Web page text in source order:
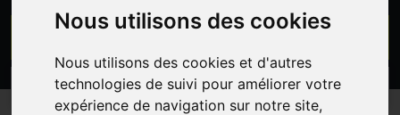
Nous utilisons des cookies
Nous utilisons des cookies et d'autres
technologies de suivi pour améliorer votre
expérience de navigation sur notre site,
CATEGORIES PROMOS